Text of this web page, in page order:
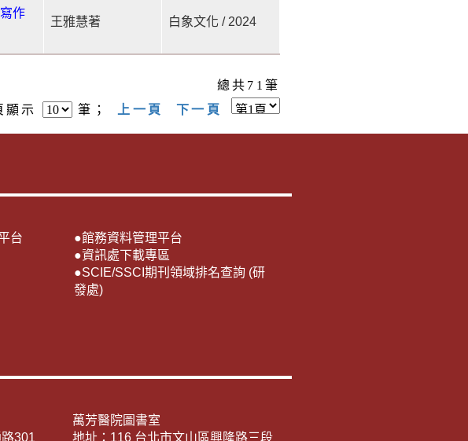
作
王雅慧著 白象文化 / 2024
總共 71 筆
顯示
筆； 上一頁 下一頁
台
●館務資料管理平台
●資訊處下載專區
●SCIE/SSCI期刊領域排名查詢 (研
發處)
301
萬芳醫院圖書室
地址：116 台北市文山區興隆路三段